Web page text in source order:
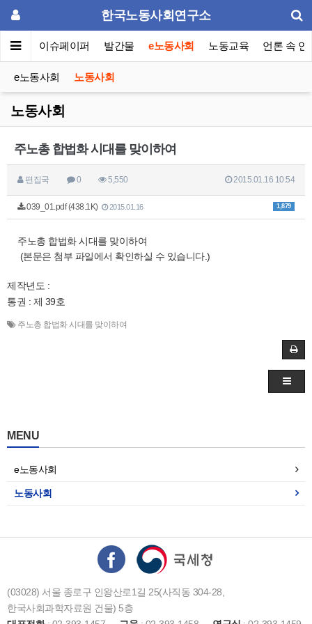
한국노동사회연구소
포럼 이슈페이퍼 발간물 e노동사회 노동교육 언론 속 연
e노동사회 노동사회
노동사회
주노총 합법화 시대를 맞이하여
편집국 0 5,550 2015.01.16 10:54
1,879
039_01.pdf (438.1K) 2015.01.16
주노총 합법화 시대를 맞이하여
(본문은 첨부 파일에서 확인하실 수 있습니다.)
제작년도 :
통권 : 제 39호
주노총 합법화 시대를 맞이하여
MENU
e노동사회
노동사회
(03028) 서울 종로구 인왕산로1길 25(사직동 304-28,
한국사회과학자료원 건물) 5층